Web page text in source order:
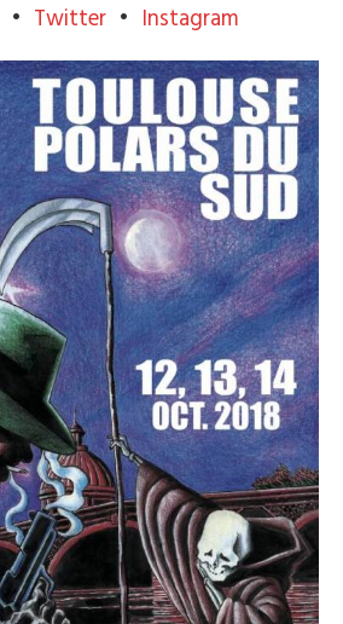
• Twitter • Instagram